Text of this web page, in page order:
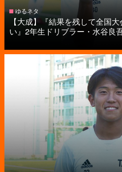
ゆるネタ
【大成】『結果を残して全国
い』2年生ドリブラー・水谷良